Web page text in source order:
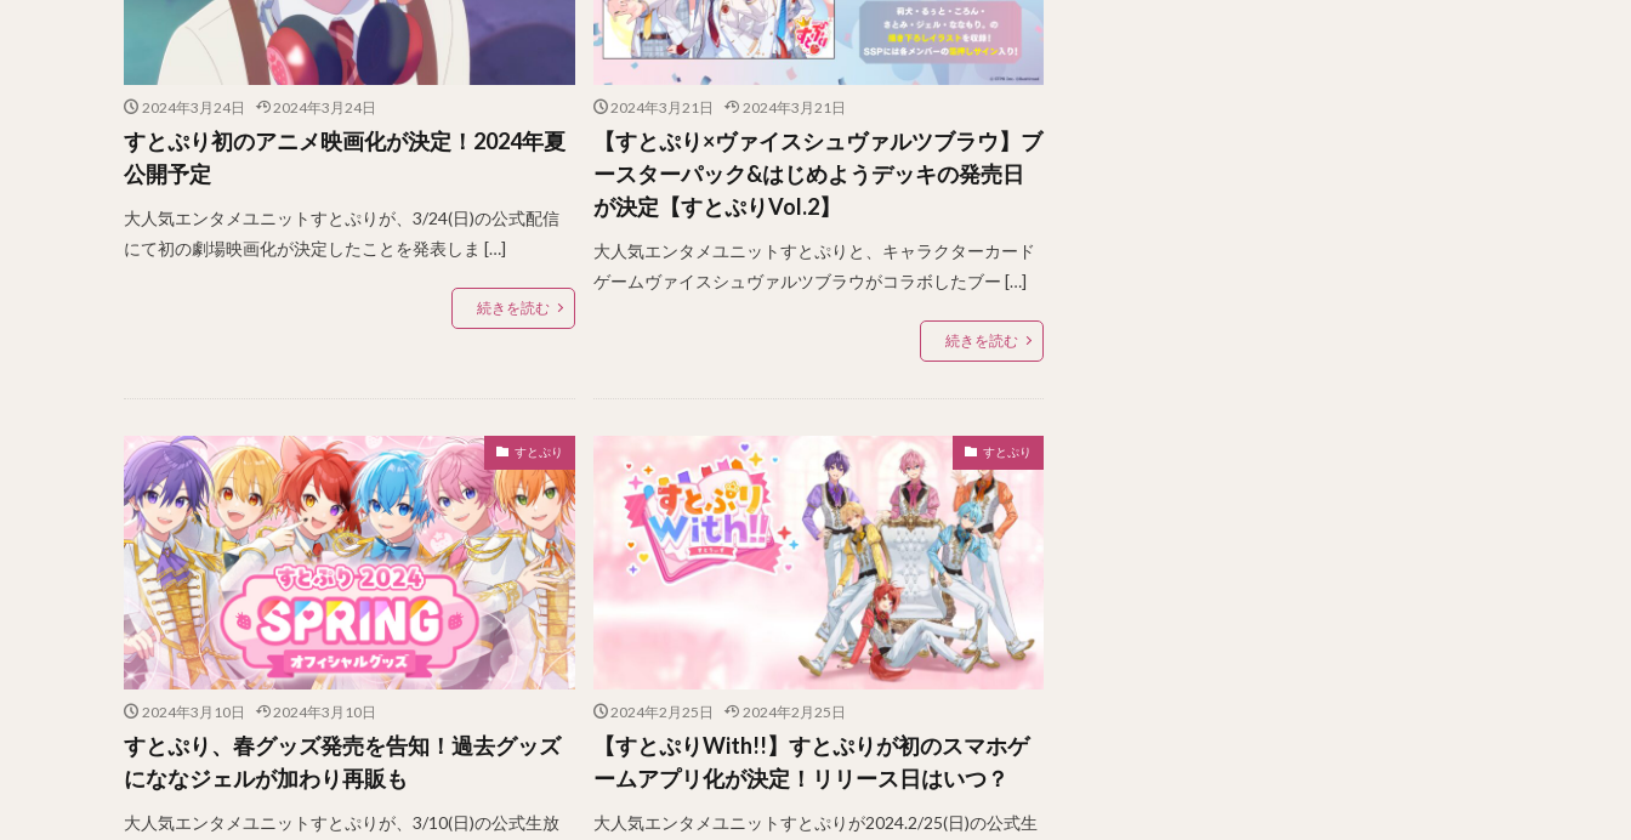
2024年3月24日 2024年3月24日
すとぷり初のアニメ映画化が決定！2024年夏
公開予定
大人気エンタメユニットすとぷりが、3/24(日)の公式配信
にて初の劇場映画化が決定したことを発表しま […]
続きを読む
2024年3月21日 2024年3月21日
【すとぷり×ヴァイスシュヴァルツブラウ】ブ
ースターパック&はじめようデッキの発売日
が決定【すとぷりVol.2】
大人気エンタメユニットすとぷりと、キャラクターカード
ゲームヴァイスシュヴァルツブラウがコラボしたブー […]
続きを読む
すとぷり
2024年3月10日 2024年3月10日
すとぷり、春グッズ発売を告知！過去グッズ
にななジェルが加わり再販も
大人気エンタメユニットすとぷりが、3/10(日)の公式生放
すとぷり
2024年2月25日 2024年2月25日
【すとぷりWith!!】すとぷりが初のスマホゲ
ームアプリ化が決定！リリース日はいつ？
大人気エンタメユニットすとぷりが2024.2/25(日)の公式生